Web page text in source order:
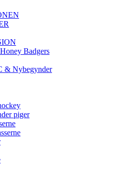
Badgers
& Nybegynder
piger